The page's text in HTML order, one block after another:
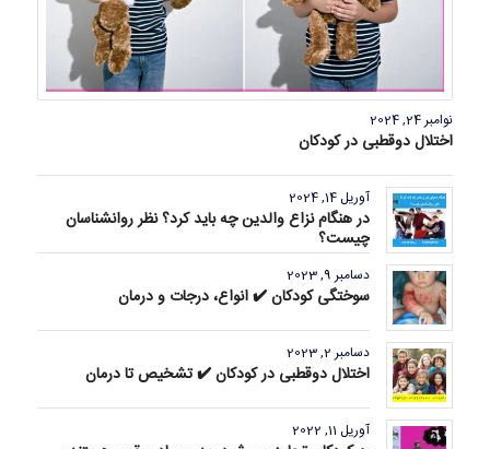
نوامبر 24, 2024
اختلال دوقطبی در کودکان
آوریل 14, 2024
در هنگام نزاع والدین چه باید کرد؟ نظر روانشناسان
چیست؟
دسامبر 9, 2023
سوختگی کودکان ✔️ انواع، درجات و درمان
دسامبر 2, 2023
اختلال دوقطبی در کودکان ✔️ تشخیص تا درمان
آوریل 11, 2022